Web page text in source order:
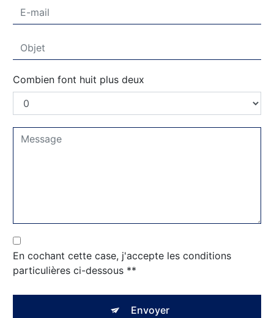
Combien font huit plus deux
En cochant cette case, j'accepte les conditions
particulières ci-dessous **
Envoyer